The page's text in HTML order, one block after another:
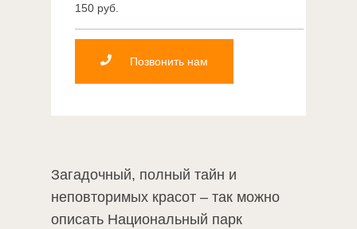
150 руб.
Позвонить нам
Загадочный, полный тайн и
неповторимых красот – так можно
описать Национальный парк